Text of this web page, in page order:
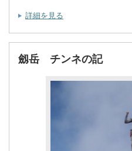
詳細を見る
劔岳 チンネの記